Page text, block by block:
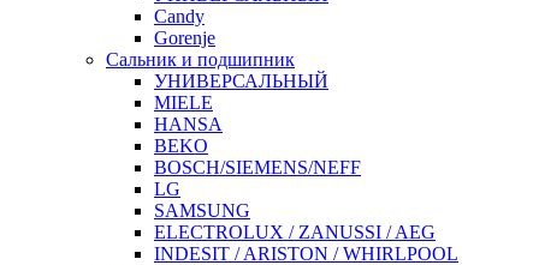
Candy
Gorenje
Сальник и подшипник
УНИВЕРСАЛЬНЫЙ
MIELE
HANSA
BEKO
BOSCH/SIEMENS/NEFF
LG
SAMSUNG
ELECTROLUX / ZANUSSI / AEG
INDESIT / ARISTON / WHIRLPOOL